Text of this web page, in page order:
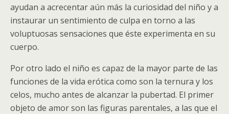
ayudan a acrecentar aún más la curiosidad del niño y a
instaurar un sentimiento de culpa en torno a las
voluptuosas sensaciones que éste experimenta en su
cuerpo.
Por otro lado el niño es capaz de la mayor parte de las
funciones de la vida erótica como son la ternura y los
celos, mucho antes de alcanzar la pubertad. El primer
objeto de amor son las figuras parentales, a las que el